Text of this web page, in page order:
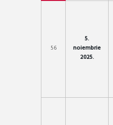
56
5.
noiembrie
2025.